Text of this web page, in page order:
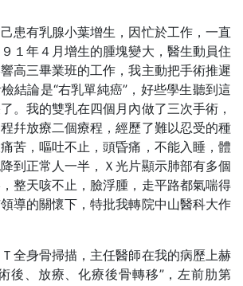
患有乳腺小葉增生，因忙於工作，一直
１年４月增生的腫塊變大，醫生動員住
高三畢業班的工作，我主動把手術推遲
結論是“右乳單純癌”，好些學生聽到這
。我的雙乳在四個月內做了三次手術，
幷放療二個療程，經歷了難以忍受的種
苦，嘔吐不止，頭昏痛，不能入睡，體
到正常人一半，Ｘ光片顯示肺部有多個
整天咳不止，臉浮腫，走平路都氣喘得
導的關懷下，特批我轉院中山醫科大作
全身骨掃描，主任醫師在我的病歷上赫
後、放療、化療後骨轉移”，左前肋第